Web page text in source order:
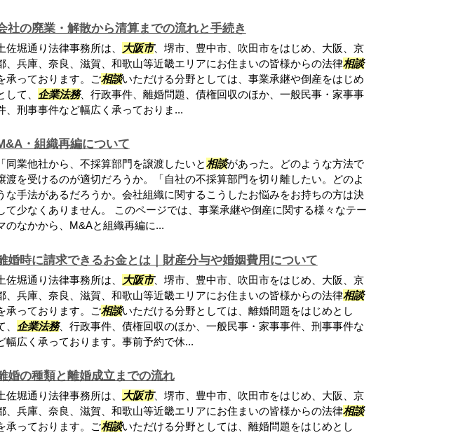
社の廃業・解散から清算までの流れと手続き
佐堀通り法律事務所は、 大阪市、堺市、豊中市、吹田市をはじめ、大阪、京
、兵庫、奈良、滋賀、和歌山等近畿エリアにお住まいの皆様からの法律相談
承っております。ご相談いただける分野としては、事業承継や倒産をはじめ
して、 企業法務、行政事件、離婚問題、債権回収のほか、一般民事・家事事
、刑事事件など幅広く承っておりま...
・組織再編について
「同業他社から、不採算部門を譲渡したいと相談があった。どのような方法で
渡を受けるのが適切だろうか。「自社の不採算部門を切り離したい。どのよ
な手法があるだろうか。会社組織に関するこうしたお悩みをお持ちの方は決
て少なくありません。 このページでは、事業承継や倒産に関する様々なテー
のなかから、M&Aと組織再編に...
婚時に請求できるお金とは｜財産分与や婚姻費用について
佐堀通り法律事務所は、 大阪市、堺市、豊中市、吹田市をはじめ、大阪、京
、兵庫、奈良、滋賀、和歌山等近畿エリアにお住まいの皆様からの法律相談
承っております。ご相談いただける分野としては、離婚問題をはじめとし
、 企業法務、行政事件、債権回収のほか、一般民事・家事事件、刑事事件な
幅広く承っております。事前予約で休...
婚の種類と離婚成立までの流れ
佐堀通り法律事務所は、 大阪市、堺市、豊中市、吹田市をはじめ、大阪、京
、兵庫、奈良、滋賀、和歌山等近畿エリアにお住まいの皆様からの法律相談
承っております。ご相談いただける分野としては、離婚問題をはじめとし